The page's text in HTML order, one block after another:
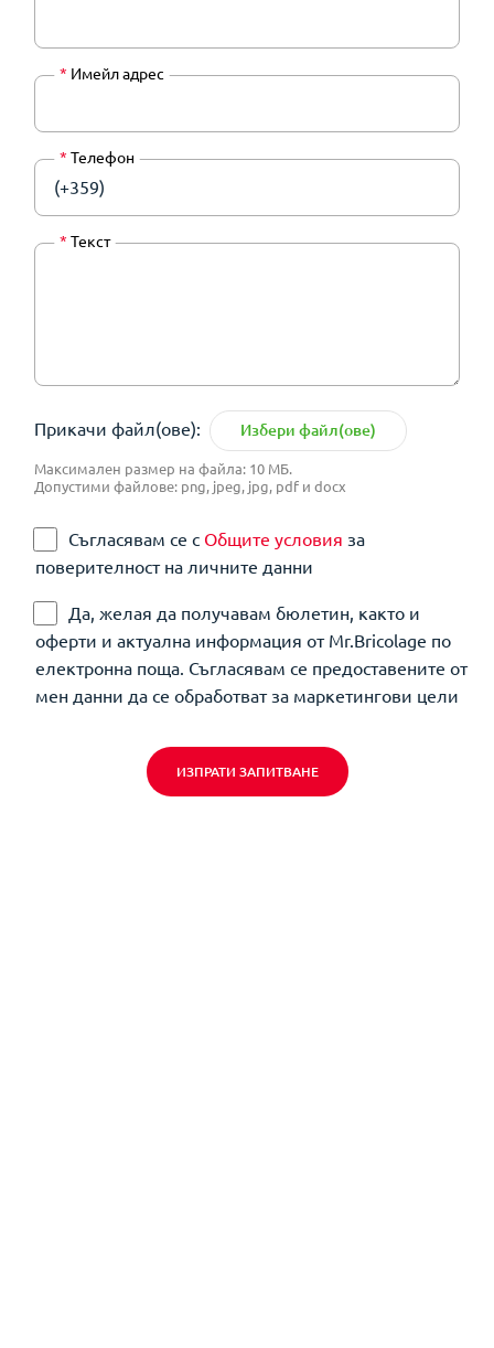
* Имейл адрес
* Телефон
(+359)
* Текст
Прикачи файл(ове): Избери файл(ове)
Максимален размер на файла: 10 МБ.
Допустими файлове: png, jpeg, jpg, pdf и docx
Съгласявам се с Общите условия за
поверителност на личните данни
Да, желая да получавам бюлетин, както и
оферти и актуална информация от Mr.Bricolage по
електронна поща. Съгласявам се предоставените от
мен данни да се обработват за маркетингови цели
ИЗПРАТИ ЗАПИТВАНЕ